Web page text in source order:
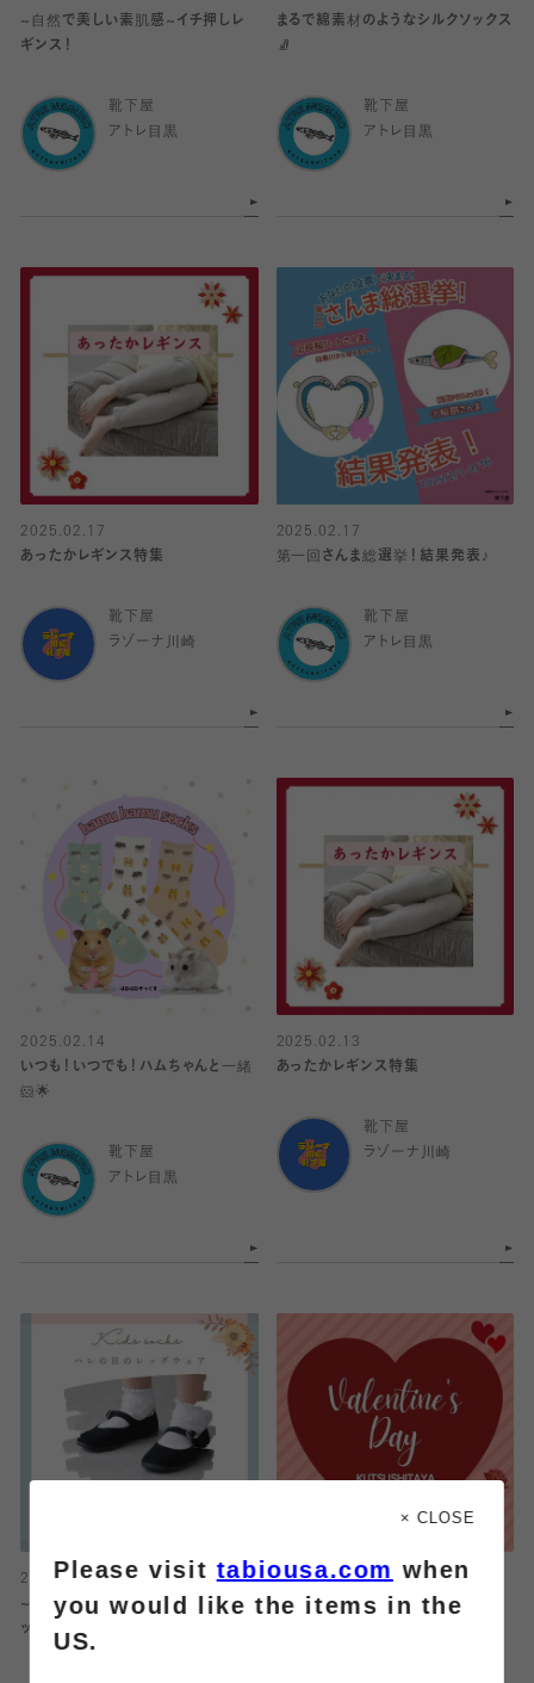
~自然で美しい素肌感~イチ押しレ
ギンス！
靴下屋
アトレ目黒
まるで綿素材のようなシルクソックス
🧦
靴下屋
アトレ目黒
2025.02.17
あったかレギンス特集
靴下屋
ラゾーナ川崎
2025.02.17
第一回さんま総選挙！結果発表♪
靴下屋
アトレ目黒
2025.02.14
いつも！いつでも！ハムちゃんと一緒
🐹🌟
靴下屋
アトレ目黒
2025.02.13
あったかレギンス特集
靴下屋
ラゾーナ川崎
2025.02.10
~我が子のハレの日に~ キッズ用ソ
ックス★
2025.02.07
バレンタインのプレゼントに靴下は
× CLOSE
Please visittabiousa.com when
you would like the items in the
US.